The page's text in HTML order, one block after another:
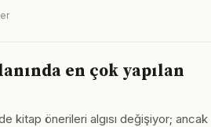
en çok yapılan
kitap önerileri algısı değişiyor; ancak